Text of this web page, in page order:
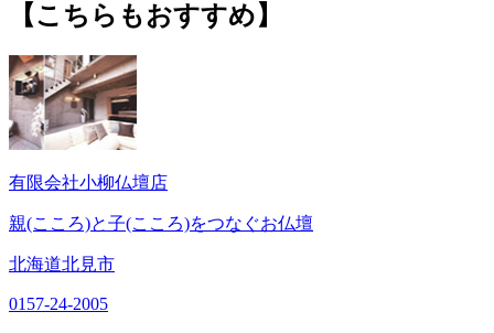
【こちらもおすすめ】
有限会社小柳仏壇店
親(こころ)と子(こころ)をつなぐお仏壇
北海道北見市
0157-24-2005